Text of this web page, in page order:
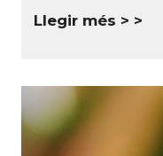
Llegir més >